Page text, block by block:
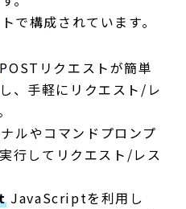
で構成されています。
リクエストが簡単
、手軽にリクエスト/レ
ルやコマンドプロンプ
行してリクエスト/レス
JavaScriptを利用し